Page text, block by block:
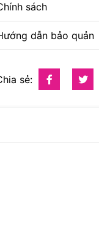
sách
dẫn bảo quản
sẻ: